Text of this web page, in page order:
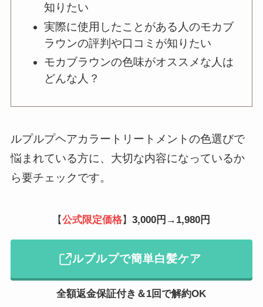
知りたい
実際に使用したことがある人のモカブ
ラウンの評判や口コミが知りたい
モカブラウンの色味がオススメな人は
どんな人？
ルプルプヘアカラートリートメントの色選びで
悩まれている方に、大切な内容になっているか
ら要チェックです。
【公式限定価格】3,000円→1,980円
ルプルプで簡単白髪ケア
全額返金保証付き＆1回で解約OK